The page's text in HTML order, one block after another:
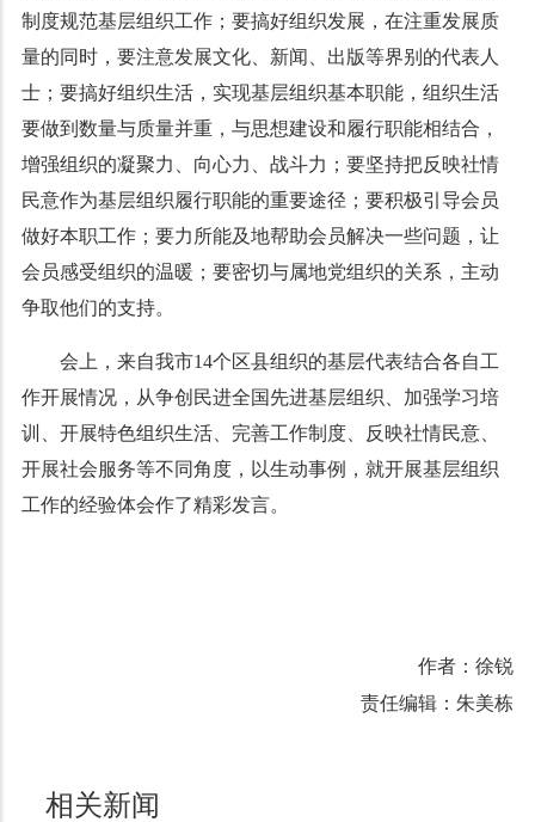
制度规范基层组织工作；要搞好组织发展，在注重发展质
量的同时，要注意发展文化、新闻、出版等界别的代表人
士；要搞好组织生活，实现基层组织基本职能，组织生活
要做到数量与质量并重，与思想建设和履行职能相结合，
增强组织的凝聚力、向心力、战斗力；要坚持把反映社情
民意作为基层组织履行职能的重要途径；要积极引导会员
做好本职工作；要力所能及地帮助会员解决一些问题，让
会员感受组织的温暖；要密切与属地党组织的关系，主动
争取他们的支持。
会上，来自我市14个区县组织的基层代表结合各自工
作开展情况，从争创民进全国先进基层组织、加强学习培
训、开展特色组织生活、完善工作制度、反映社情民意、
开展社会服务等不同角度，以生动事例，就开展基层组织
工作的经验体会作了精彩发言。
作者：徐锐
责任编辑：朱美栋
相关新闻